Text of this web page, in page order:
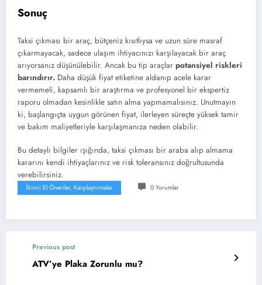
Sonuç
Taksi çıkması bir araç, bütçeniz kısıtlıysa ve uzun süre masraf
çıkarmayacak, sadece ulaşım ihtiyacınızı karşılayacak bir araç
arıyorsanız düşünülebilir. Ancak bu tip araçlar potansiyel riskleri
barındırır. Daha düşük fiyat etiketine aldanıp acele karar
vermemeli, kapsamlı bir araştırma ve profesyonel bir ekspertiz
raporu olmadan kesinlikle satın alma yapmamalısınız. Unutmayın
ki, başlangıçta uygun görünen fiyat, ilerleyen süreçte yüksek tamir
ve bakım maliyetleriyle karşılaşmanıza neden olabilir.
Bu detaylı bilgiler ışığında, taksi çıkması bir araba alıp almama
kararını kendi ihtiyaçlarınız ve risk toleransınız doğrultusunda
verebilirsiniz.
İkinci El Öneriler, Karşılaştırmalar 0 Yorumlar
Previous post
ATV’ye Plaka Zorunlu mu?